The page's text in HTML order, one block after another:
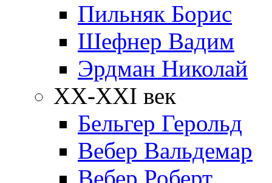
Пильняк Борис
Шефнер Вадим
Эрдман Николай
ХХ-XXI век
Бельгер Герольд
Вебер Вальдемар